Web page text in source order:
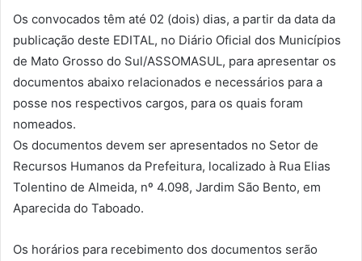
Os convocados têm até 02 (dois) dias, a partir da data da
publicação deste EDITAL, no Diário Oficial dos Municípios
de Mato Grosso do Sul/ASSOMASUL, para apresentar os
documentos abaixo relacionados e necessários para a
posse nos respectivos cargos, para os quais foram
nomeados.
Os documentos devem ser apresentados no Setor de
Recursos Humanos da Prefeitura, localizado à Rua Elias
Tolentino de Almeida, nº 4.098, Jardim São Bento, em
Aparecida do Taboado.
Os horários para recebimento dos documentos serão